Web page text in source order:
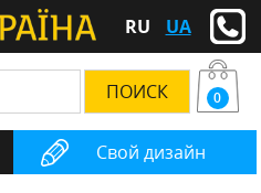
RU UA
Свой дизайн
0